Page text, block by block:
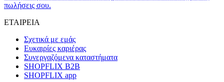
πωλήσεις σου.
ΕΤΑΙΡΕΙΑ
Σχετικά με εμάς
Ευκαιρίες καριέρας
Συνεργαζόμενα καταστήματα
SHOPFLIX B2B
SHOPFLIX app